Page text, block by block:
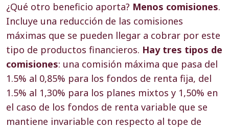
¿Qué otro beneficio aporta? Menos comisiones.
Incluye una reducción de las comisiones
máximas que se pueden llegar a cobrar por este
tipo de productos financieros. Hay tres tipos de
comisiones: una comisión máxima que pasa del
1.5% al 0,85% para los fondos de renta fija, del
1.5% al 1,30% para los planes mixtos y 1,50% en
el caso de los fondos de renta variable que se
mantiene invariable con respecto al tope de